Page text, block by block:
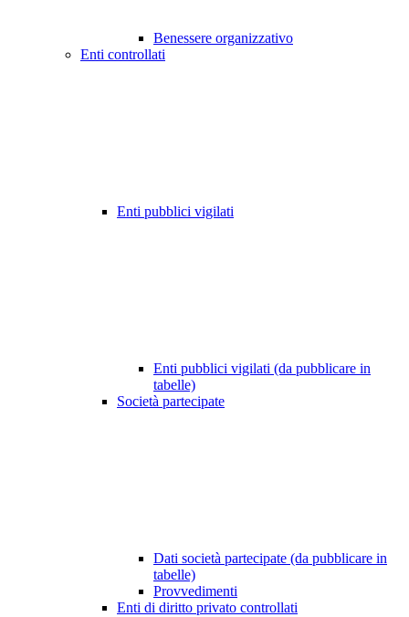
Benessere organizzativo
Enti controllati
Enti pubblici vigilati
Enti pubblici vigilati (da pubblicare in
tabelle)
Società partecipate
Dati società partecipate (da pubblicare in
tabelle)
Provvedimenti
Enti di diritto privato controllati